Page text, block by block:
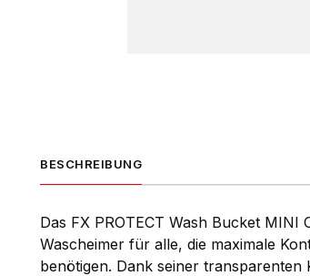
BESCHREIBUNG
Das FX PROTECT Wash Bucket MINI
Wasch­eimer für alle, die maximale
benötigen. Dank seiner